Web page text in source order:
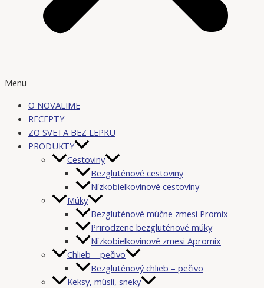
Menu
O NOVALIME
RECEPTY
ZO SVETA BEZ LEPKU
PRODUKTY
Cestoviny
Bezgluténové cestoviny
Nízkobielkovinové cestoviny
Múky
Bezgluténové múčne zmesi Promix
Prirodzene bezgluténové múky
Nízkobielkovinové zmesi Apromix
Chlieb – pečivo
Bezgluténový chlieb – pečivo
Keksy, müsli, sneky